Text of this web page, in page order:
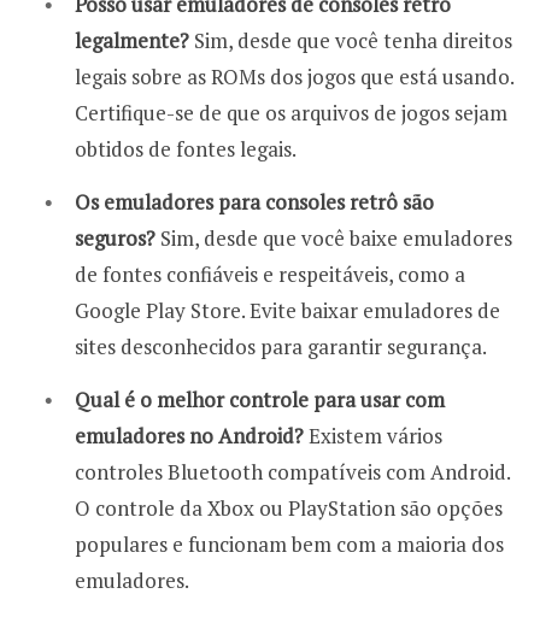
legalmente? Sim, desde que você tenha direitos
legais sobre as ROMs dos jogos que está usando.
Certifique-se de que os arquivos de jogos sejam
obtidos de fontes legais.
Os emuladores para consoles retrô são
seguros? Sim, desde que você baixe emuladores
de fontes confiáveis e respeitáveis, como a
Google Play Store. Evite baixar emuladores de
sites desconhecidos para garantir segurança.
Qual é o melhor controle para usar com
emuladores no Android?Existem vários
controles Bluetooth compatíveis com Android.
O controle da Xbox ou PlayStation são opções
populares e funcionam bem com a maioria dos
emuladores.